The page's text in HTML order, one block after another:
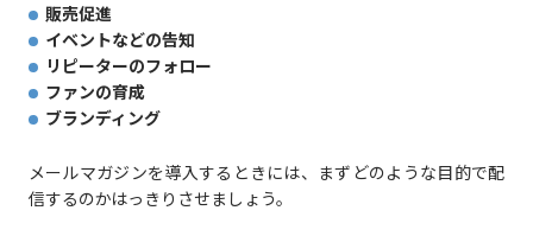
販売促進
イベントなどの告知
リピーターのフォロー
ファンの育成
ブランディング
メールマガジンを導入するときには、まずどのような目的で配
信するのかはっきりさせましょう。